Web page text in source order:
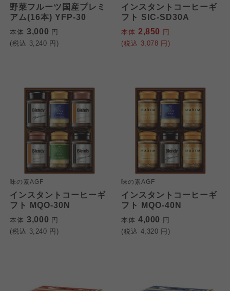
野菜フルーツ国産プレミ
アム(16本) YFP-30
本体 3,000 円
(税込 3,240 円)
インスタントコーヒーギ
フト SIC-SD30A
本体 2,850 円
(税込 3,078 円)
味の素AGF
インスタントコーヒーギ
フト MQO-30N
本体 3,000 円
(税込 3,240 円)
味の素AGF
インスタントコーヒーギ
フト MQO-40N
本体 4,000 円
(税込 4,320 円)